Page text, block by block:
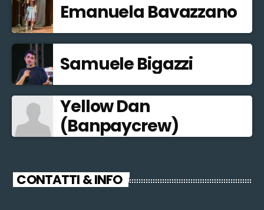
Emanuela Bavazzano
Samuele Bigazzi
Yellow Dan
(Banpaycrew)
CONTATTI & INFO